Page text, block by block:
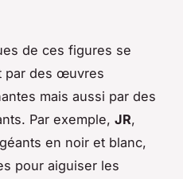
de ces figures se
par des œuvres
mais aussi par des
Par exemple, JR,
en noir et blanc,
pour aiguiser les